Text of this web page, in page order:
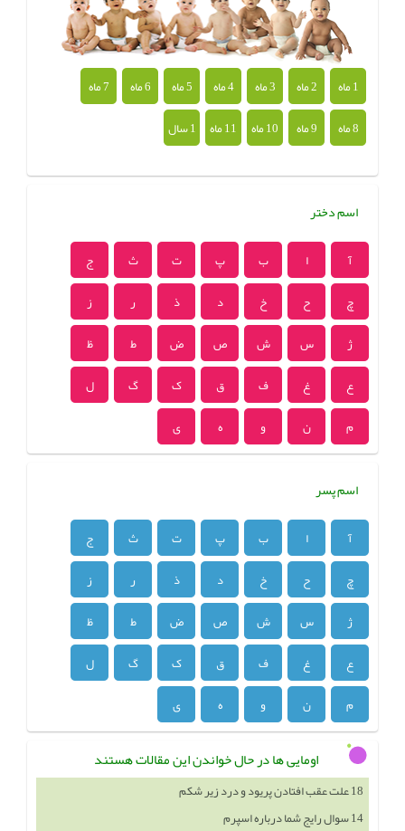
1 ماه 2 ماه 3 ماه 4 ماه 5 ماه 6 ماه
7 ماه
8 ماه
9 ماه 10 ماه 11 ماه 1 سال
اسم دختر
آ ا ب پ ت ث
ج
چ
ح خ د ذ ر
ز
ژ
س ش ص ض ط
ظ
ع
غ ف ق ک گ
ل
م
ن و ه ی
اسم پسر
آ ا ب پ ت ث
ج
چ
ح خ د ذ ر
ز
ژ
س ش ص ض ط
ظ
ع
غ ف ق ک گ
ل
م
ن و ه ی
اومایی ها در حال خواندن این مقالات هستند
18 علت عقب افتادن پریود و درد زیر شکم
14 سوال رایج شما درباره اسپرم